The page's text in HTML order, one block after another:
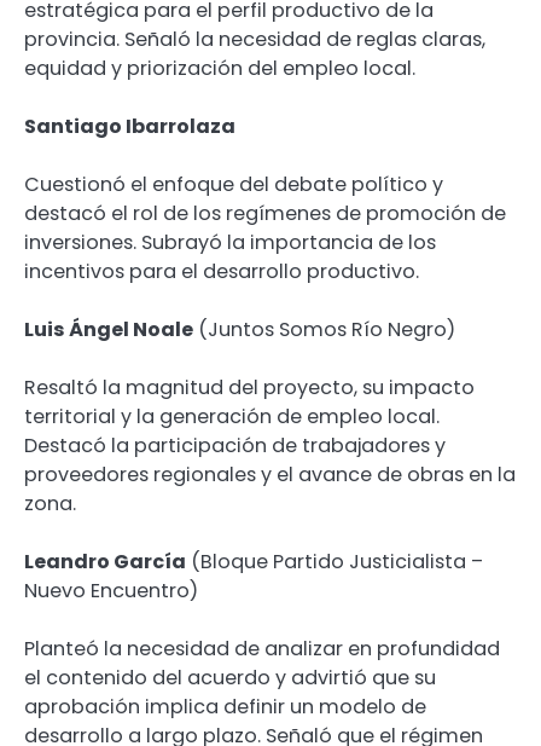
estratégica para el perfil productivo de la
provincia. Señaló la necesidad de reglas claras,
equidad y priorización del empleo local.
Santiago Ibarrolaza
Cuestionó el enfoque del debate político y
destacó el rol de los regímenes de promoción de
inversiones. Subrayó la importancia de los
incentivos para el desarrollo productivo.
Luis Ángel Noale (Juntos Somos Río Negro)
Resaltó la magnitud del proyecto, su impacto
territorial y la generación de empleo local.
Destacó la participación de trabajadores y
proveedores regionales y el avance de obras en la
zona.
Leandro García (Bloque Partido Justicialista –
Nuevo Encuentro)
Planteó la necesidad de analizar en profundidad
el contenido del acuerdo y advirtió que su
aprobación implica definir un modelo de
desarrollo a largo plazo. Señaló que el régimen